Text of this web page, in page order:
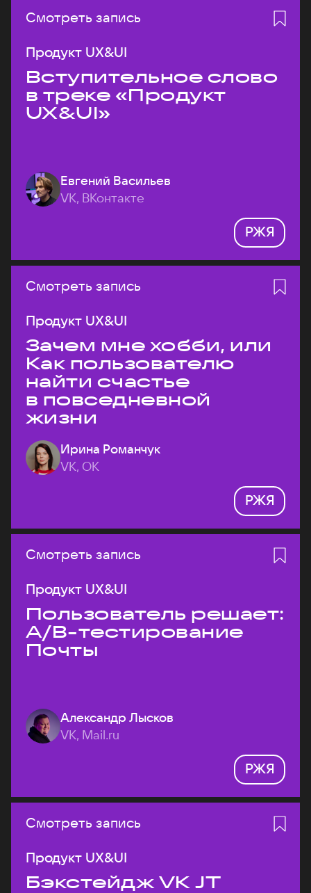
Смотреть запись
Продукт UX&UI
Вступительное слово
в треке «Продукт
UX&UI»
Евгений Васильев
VK, ВКонтакте
РЖЯ
Смотреть запись
Продукт UX&UI
Зачем мне хобби, или
Как пользователю
найти счастье
в повседневной
жизни
Ирина Романчук
VK, ОК
РЖЯ
Смотреть запись
Продукт UX&UI
Пользователь решает:
A/B-тестирование
Почты
Александр Лысков
VK, Mail.ru
РЖЯ
Смотреть запись
Продукт UX&UI
Бэкстейдж VK JT